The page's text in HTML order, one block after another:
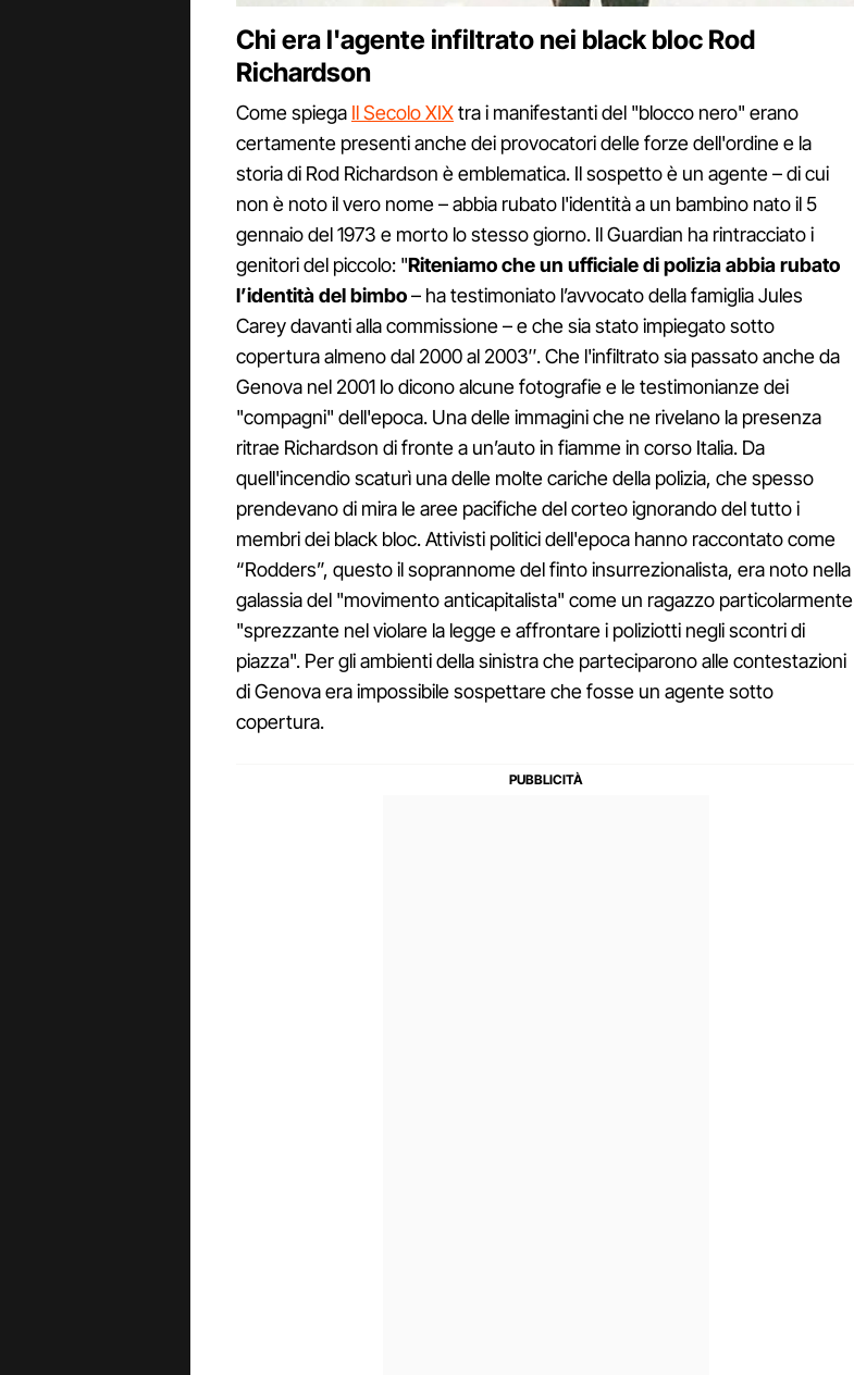
Chi era l'agente infiltrato nei black bloc Rod
Richardson
Come spiega Il Secolo XIXtra i manifestanti del "blocco nero" erano
certamente presenti anche dei provocatori delle forze dell'ordine e la
storia di Rod Richardson è emblematica. Il sospetto è un agente – di cui
non è noto il vero nome – abbia rubato l'identità a un bambino nato il 5
gennaio del 1973 e morto lo stesso giorno. Il Guardian ha rintracciato i
genitori del piccolo: "Riteniamo che un ufficiale di polizia abbia rubato
l’identità del bimbo– ha testimoniato l’avvocato della famiglia Jules
Carey davanti alla commissione – e che sia stato impiegato sotto
copertura almeno dal 2000 al 2003″. Che l'infiltrato sia passato anche da
Genova nel 2001 lo dicono alcune fotografie e le testimonianze dei
"compagni" dell'epoca. Una delle immagini che ne rivelano la presenza
ritrae Richardson di fronte a un’auto in fiamme in corso Italia. Da
quell'incendio scaturì una delle molte cariche della polizia, che spesso
prendevano di mira le aree pacifiche del corteo ignorando del tutto i
membri dei black bloc. Attivisti politici dell'epoca hanno raccontato come
“Rodders”, questo il soprannome del finto insurrezionalista, era noto nella
galassia del "movimento anticapitalista" come un ragazzo particolarmente
"sprezzante nel violare la legge e affrontare i poliziotti negli scontri di
piazza". Per gli ambienti della sinistra che parteciparono alle contestazioni
di Genova era impossibile sospettare che fosse un agente sotto
copertura.